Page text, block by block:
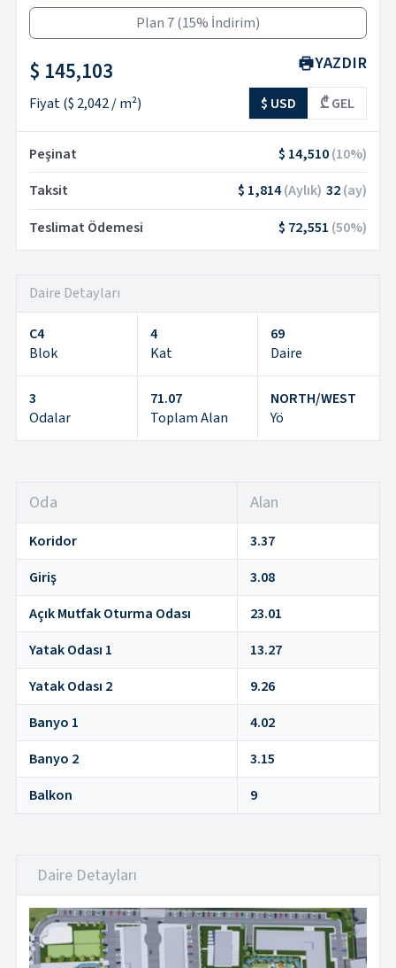
Plan 7(15% İndirim)
$ 145,103
Fiyat($ 2,042/ m²)
YAZDIR
$ USD ₾ GEL
Peşinat $ 14,510(10%)
Taksit
$ 1,814(Aylık) 32(ay)
Teslimat Ödemesi
$ 72,551 (50%)
Daire Detayları
C4
Blok
4
Kat
69
Daire
3
Odalar
71.07
Toplam Alan
NORTH/WEST
Yö
Oda Alan
Koridor
3.37
Giriş
3.08
Açık Mutfak Oturma Odası
23.01
Yatak Odası 1
13.27
Yatak Odası 2
9.26
Banyo 1
4.02
Banyo 2
3.15
Balkon
9
Daire Detayları